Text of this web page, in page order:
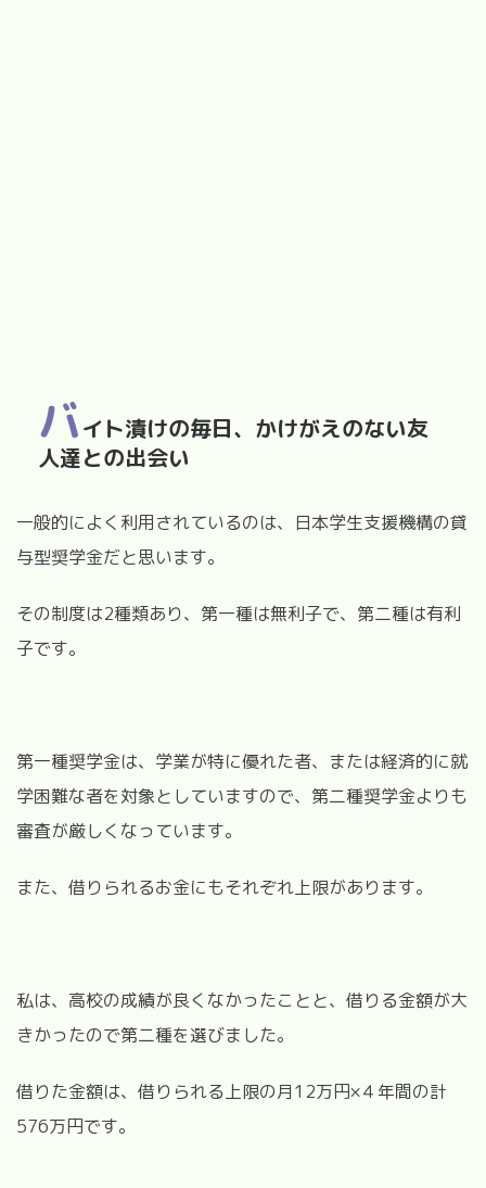
バイト漬けの毎日、かけがえのない友
人達との出会い
一般的によく利用されているのは、日本学生支援機構の貸
与型奨学金だと思います。
その制度は2種類あり、第一種は無利子で、第二種は有利
子です。
第一種奨学金は、学業が特に優れた者、または経済的に就
学困難な者を対象としていますので、第二種奨学金よりも
審査が厳しくなっています。
また、借りられるお金にもそれぞれ上限があります。
私は、高校の成績が良くなかったことと、借りる金額が大
きかったので第二種を選びました。
借りた金額は、借りられる上限の月12万円×４年間の計
576万円です。